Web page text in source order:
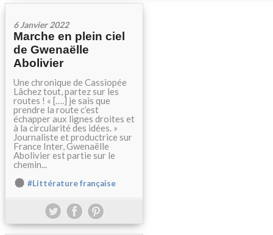
6 Janvier 2022
Marche en plein ciel
de Gwenaëlle
Abolivier
Une chronique de Cassiopée
Lâchez tout, partez sur les
routes ! « [….] je sais que
prendre la route c’est
échapper aux lignes droites et
à la circularité des idées. »
Journaliste et productrice sur
France Inter, Gwenaëlle
Abolivier est partie sur le
chemin...
#Littérature française